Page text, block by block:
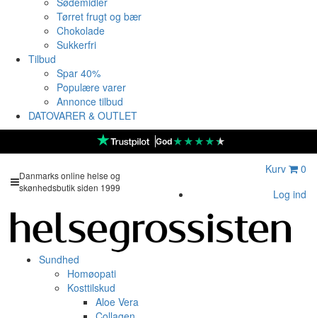
Tørret frugt og bær
Chokolade
Sukkerfri
Tilbud
Spar 40%
Populære varer
Annonce tilbud
DATOVARER & OUTLET
God★★★★★
Danmarks online helse og
skønhedsbutik siden 1999
Kurv
0
Log ind
Sundhed
Homøopati
Kosttilskud
Aloe Vera